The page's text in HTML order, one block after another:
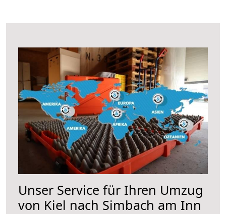
Unser Service für Ihren Umzug
von Kiel nach Simbach am Inn